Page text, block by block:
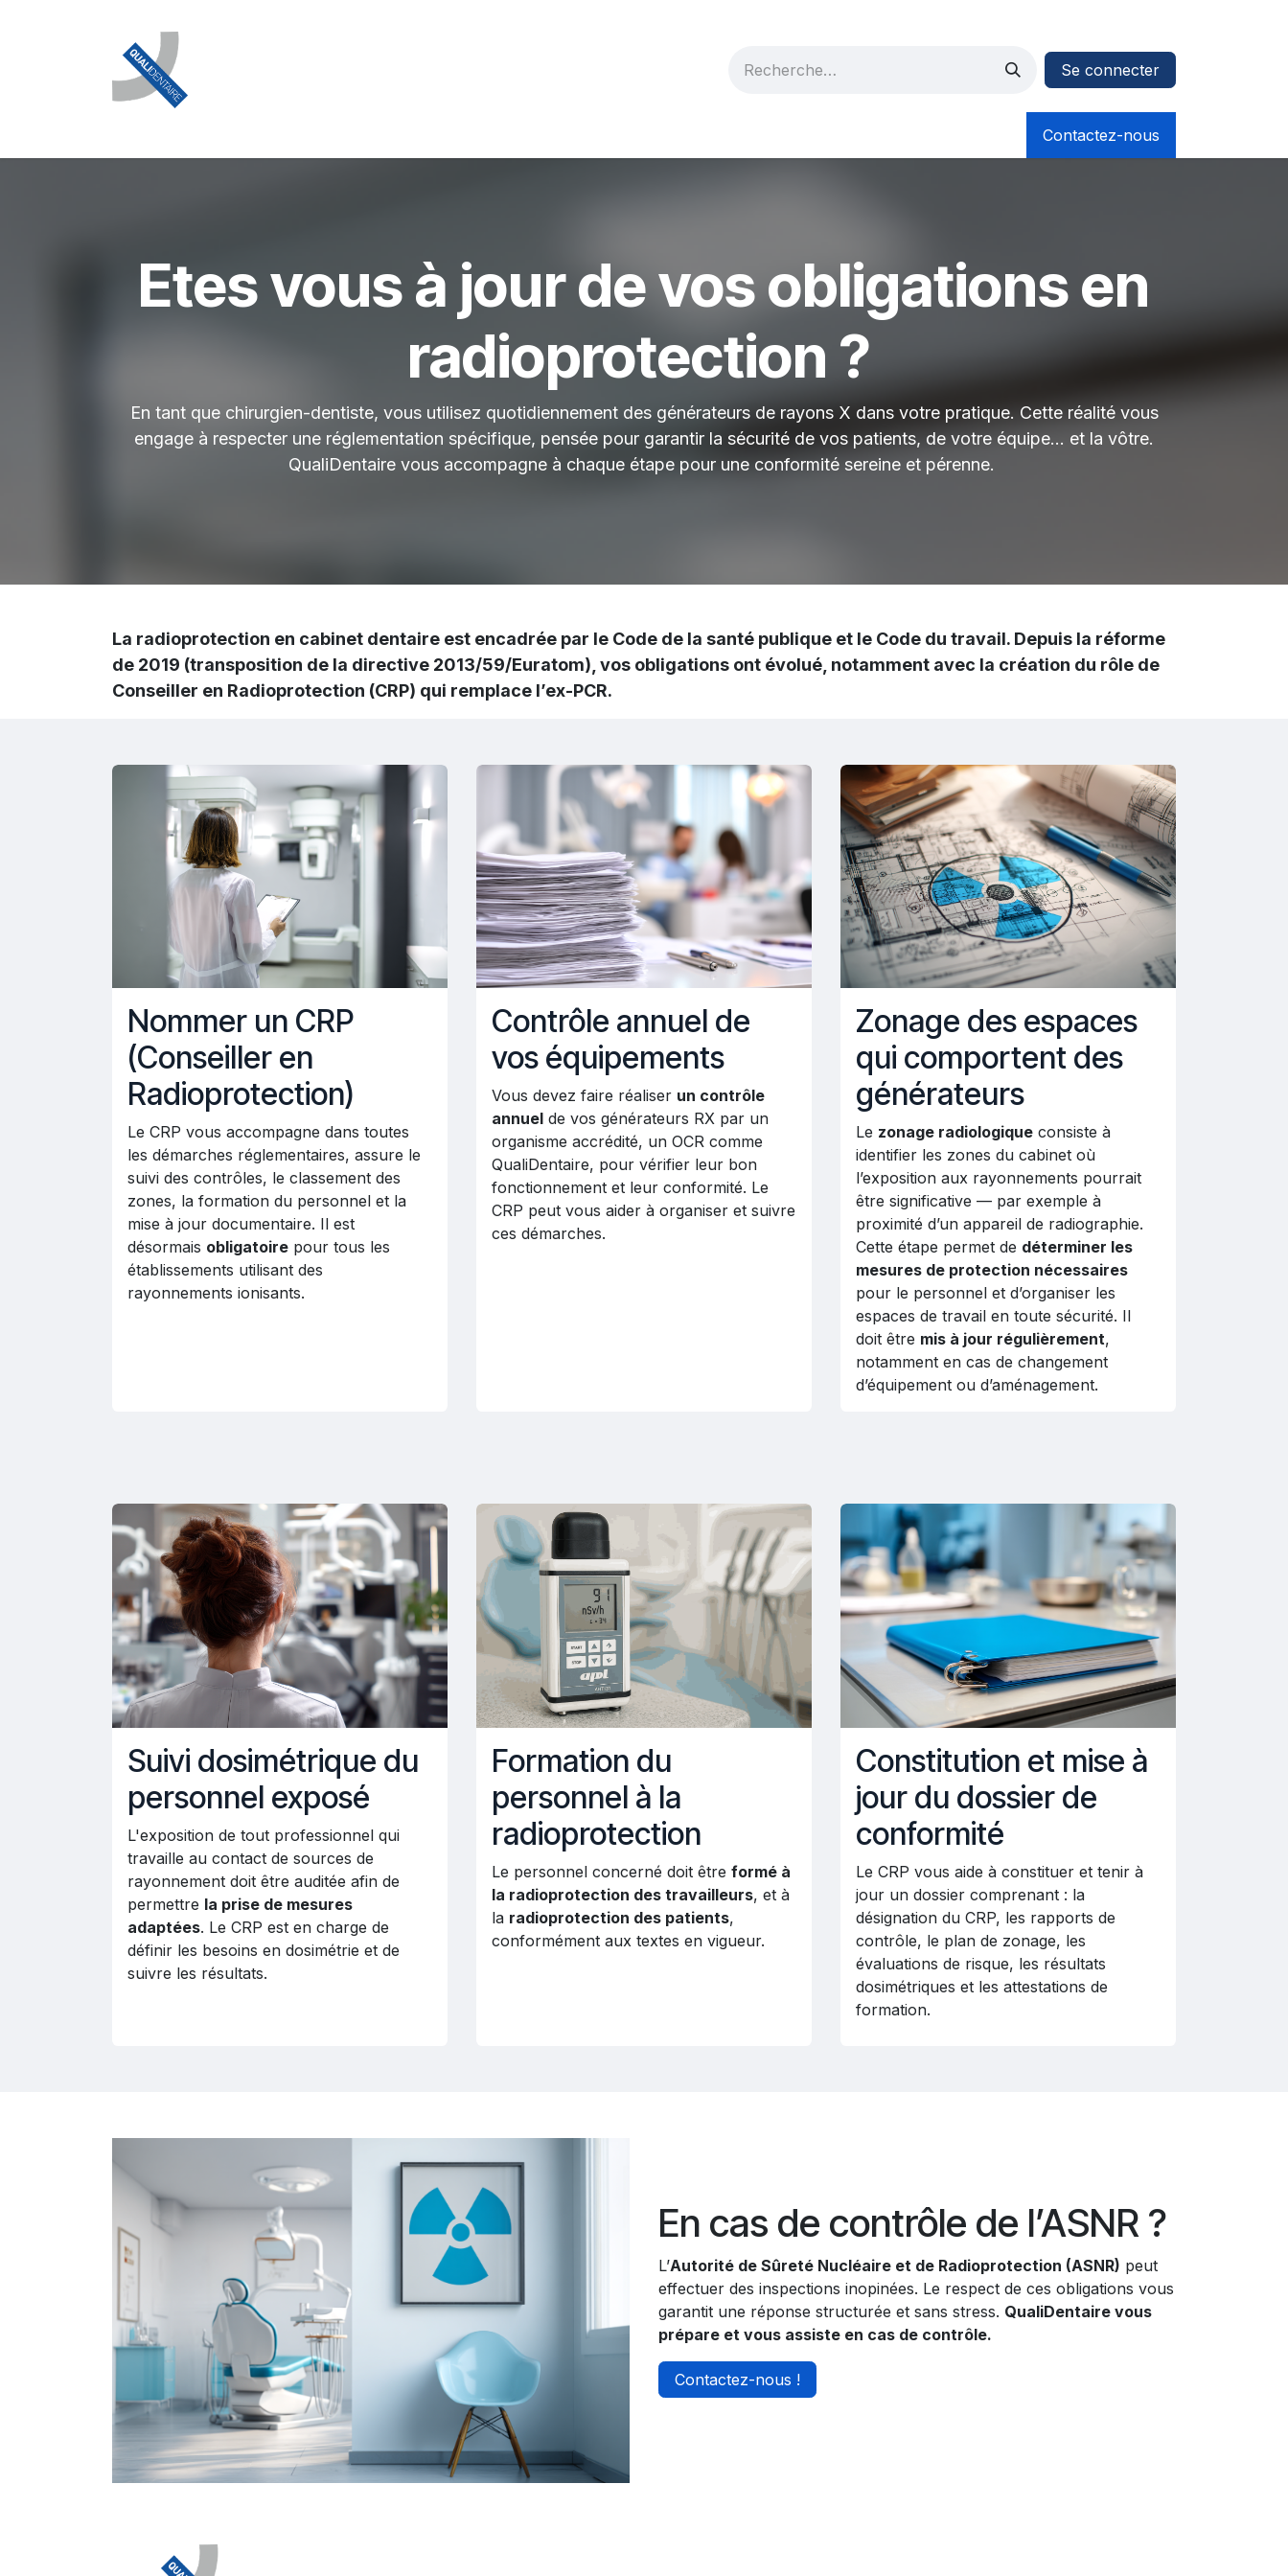
Se connecter
Contactez-nous
Etes vous à jour de vos obligations en
radioprotection ?
En tant que chirurgien-dentiste, vous utilisez quotidiennement des générateurs de rayons X dans votre pratique. Cette réalité vous
engage à respecter une réglementation spécifique, pensée pour garantir la sécurité de vos patients, de votre équipe… et la vôtre.
QualiDentaire vous accompagne à chaque étape pour une conformité sereine et pérenne.
La radioprotection en cabinet dentaire est encadrée par le Code de la santé publique et le Code du travail. Depuis la réforme
de 2019 (transposition de la directive 2013/59/Euratom), vos obligations ont évolué, notamment avec la création du rôle de
Conseiller en Radioprotection (CRP) qui remplace l’ex-PCR.
Nommer un CRP
(Conseiller en
Radioprotection)
Le CRP vous accompagne dans toutes
les démarches réglementaires, assure le
suivi des contrôles, le classement des
zones, la formation du personnel et la
mise à jour documentaire. Il est
désormais obligatoire pour tous les
établissements utilisant des
rayonnements ionisants.
Contrôle annuel de
vos équipements
Vous devez faire réaliser un contrôle
annuel de vos générateurs RX par un
organisme accrédité, un OCR comme
QualiDentaire, pour vérifier leur bon
fonctionnement et leur conformité. Le
CRP peut vous aider à organiser et suivre
ces démarches.
Zonage des espaces
qui comportent des
générateurs
Le zonage radiologique consiste à
identifier les zones du cabinet où
l’exposition aux rayonnements pourrait
être significative — par exemple à
proximité d’un appareil de radiographie.
Cette étape permet de déterminer les
mesures de protection nécessaires
pour le personnel et d’organiser les
espaces de travail en toute sécurité. Il
doit être mis à jour régulièrement,
notamment en cas de changement
d’équipement ou d’aménagement.
Suivi dosimétrique du
personnel exposé
L'exposition de tout professionnel qui
travaille au contact de sources de
rayonnement doit être auditée afin de
permettre la prise de mesures
adaptées. Le CRP est en charge de
définir les besoins en dosimétrie et de
suivre les résultats.
Formation du
personnel à la
radioprotection
Le personnel concerné doit être formé à
la radioprotection des travailleurs, et à
la radioprotection des patients,
conformément aux textes en vigueur.
Constitution et mise à
jour du dossier de
conformité
Le CRP vous aide à constituer et tenir à
jour un dossier comprenant : la
désignation du CRP, les rapports de
contrôle, le plan de zonage, les
évaluations de risque, les résultats
dosimétriques et les attestations de
formation.
En cas de contrôle de l’ASNR ?
L’Autorité de Sûreté Nucléaire et de Radioprotection (ASNR) peut
effectuer des inspections inopinées. Le respect de ces obligations vous
garantit une réponse structurée et sans stress. QualiDentaire vous
prépare et vous assiste en cas de contrôle.
Contactez-nous !